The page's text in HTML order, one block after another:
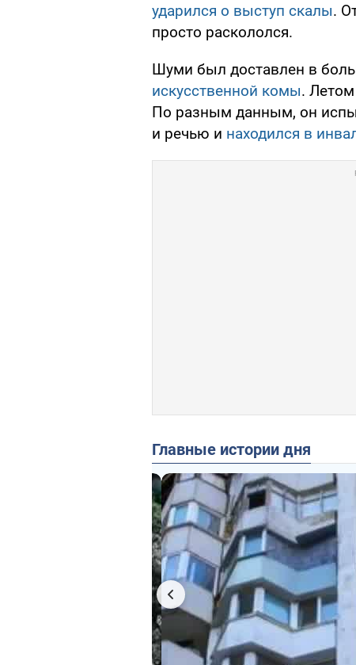
ударился о выступ скалы.
просто раскололся.
Шуми был доставлен в
искусственной комы.
По разным данным, он
и речью и находился в
Главные истории дня